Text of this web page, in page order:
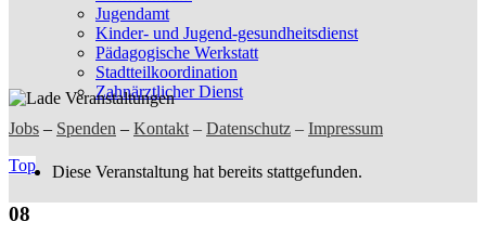
Jugendamt
Kinder- und Jugend-gesundheitsdienst
Pädagogische Werkstatt
Stadtteilkoordination
Zahnärztlicher Dienst
Jobs – Spenden – Kontakt – Datenschutz – Impressum
Top
Diese Veranstaltung hat bereits stattgefunden.
08